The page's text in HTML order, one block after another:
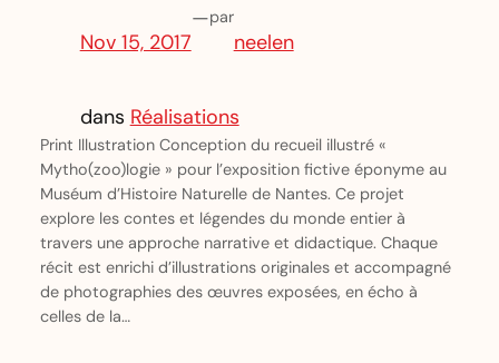
Nov 15, 2017
—par
neelen
dans Réalisations
Print Illustration Conception du recueil illustré «
Mytho(zoo)logie » pour l’exposition fictive éponyme au
Muséum d’Histoire Naturelle de Nantes. Ce projet
explore les contes et légendes du monde entier à
travers une approche narrative et didactique. Chaque
récit est enrichi d’illustrations originales et accompagné
de photographies des œuvres exposées, en écho à
celles de la…